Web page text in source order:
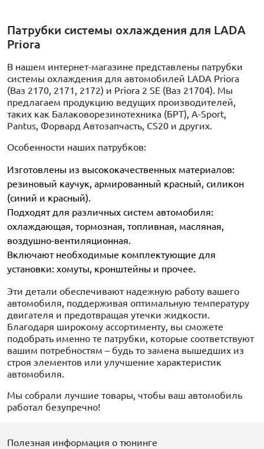
Патрубки системы охлаждения для LADA
Priora
В нашем интернет-магазине представлены патрубки
системы охлаждения для автомобилей LADA Priora
(Ваз 2170, 2171, 2172) и Priora 2 SE (Ваз 21704). Мы
предлагаем продукцию ведущих производителей,
таких как Балаковорезинотехника (БРТ), A-Sport,
Pantus, Форвард Автозапчасть, CS20 и других.
Особенности наших патрубков:
Изготовлены из высококачественных материалов:
резиновый каучук, армированный красный, силикон
(синий и красный).
Подходят для различных систем автомобиля:
охлаждающая, тормозная, топливная, масляная,
воздушно-вентиляционная.
Включают необходимые комплектующие для
установки: хомуты, кронштейны и прочее.
Эти детали обеспечивают надежную работу вашего
автомобиля, поддерживая оптимальную температуру
двигателя и предотвращая утечки жидкости.
Благодаря широкому ассортименту, вы сможете
подобрать именно те патрубки, которые соответствуют
вашим потребностям – будь то замена вышедших из
строя элементов или улучшение характеристик
автомобиля.
Мы собрали лучшие товары, чтобы ваш автомобиль
работал безупречно!
Полезная информация о тюнинге